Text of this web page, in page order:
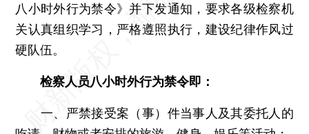
八小时外行为禁令》并下发通知，要求各级检察机
关认真组织学习，严格遵照执行，建设纪律作风过
硬队伍。
检察人员八小时外行为禁令即：
一、严禁接受案（事）件当事人及其委托人的